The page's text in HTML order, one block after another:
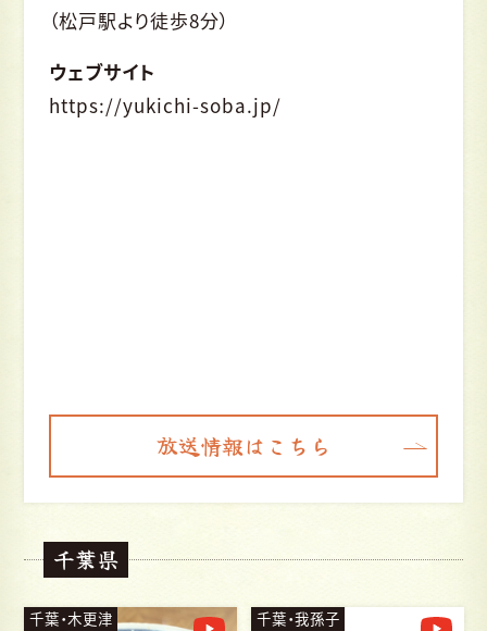
（松戸駅より徒歩8分）
ウェブサイト
https://yukichi-soba.jp/
放送情報はこちら
千葉県
千葉・木更津 千葉・我孫子